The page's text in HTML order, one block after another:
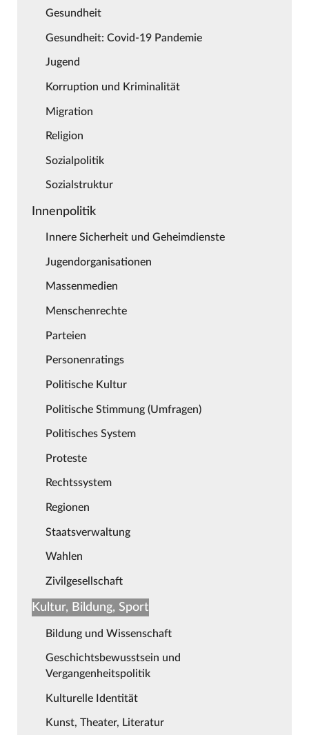
Gesundheit
Gesundheit: Covid-19 Pandemie
Jugend
Korruption und Kriminalität
Migration
Religion
Sozialpolitik
Sozialstruktur
Innenpolitik
Innere Sicherheit und Geheimdienste
Jugendorganisationen
Massenmedien
Menschenrechte
Parteien
Personenratings
Politische Kultur
Politische Stimmung (Umfragen)
Politisches System
Proteste
Rechtssystem
Regionen
Staatsverwaltung
Wahlen
Zivilgesellschaft
Kultur, Bildung, Sport
Bildung und Wissenschaft
Geschichtsbewusstsein und
Vergangenheitspolitik
Kulturelle Identität
Kunst, Theater, Literatur